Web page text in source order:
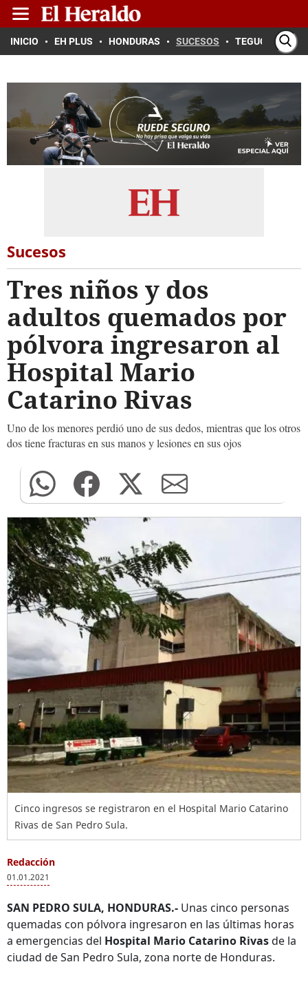
INICIO EH PLUS HONDURAS SUCESOS TEGUCIGALPA
Sucesos
Tres niños y dos
adultos quemados por
pólvora ingresaron al
Hospital Mario
Catarino Rivas
Uno de los menores perdió uno de sus dedos, mientras que los otros
dos tiene fracturas en sus manos y lesiones en sus ojos
Cinco ingresos se registraron en el Hospital Mario Catarino
Rivas de San Pedro Sula.
Redacción
01.01.2021
SAN PEDRO SULA, HONDURAS.- Unas cinco personas
quemadas con pólvora ingresaron en las últimas horas
a emergencias del Hospital Mario Catarino Rivasde la
ciudad de San Pedro Sula, zona norte de Honduras.